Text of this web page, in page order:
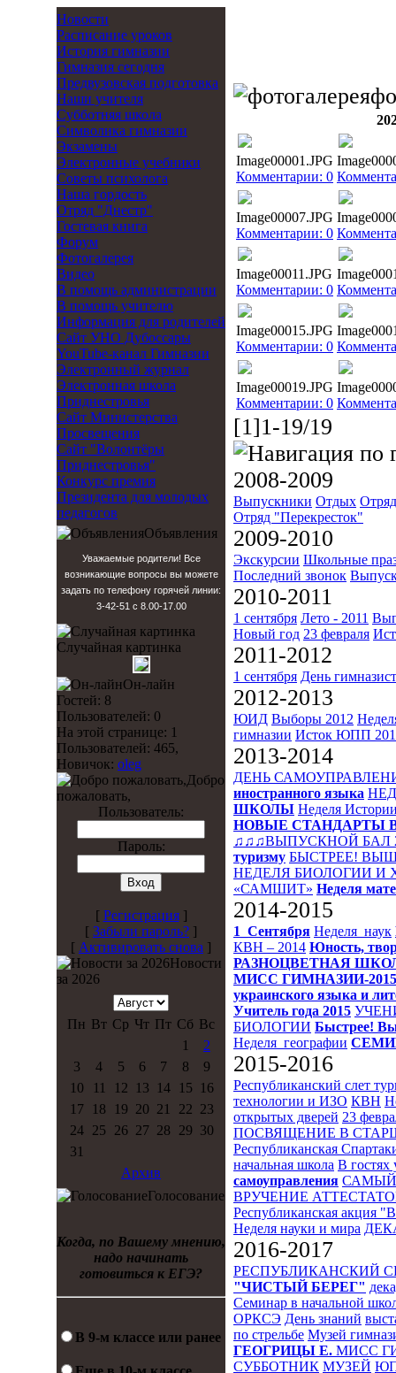
Новости
Расписание уроков
История гимназии
Гимназия сегодня
Предвузовская подготовка
Наши учителя
Субботняя школа
Символика гимназии
Экзамены
Электронные учебники
Советы психолога
Наша гордость
Отряд "Днестр"
Гостевая книга
Форум
Фотогалерея
Видео
В помощь администрации
В помощь учителю
Информация для родителей
Cайт УНО Дубоссары
YouTube-канал Гимназии
Электронный журнал
Электронная школа
Приднестровья
Сайт Министерства
Просвещения
Сайт "Волонтёры
Приднестровья"
Конкурс премия
Президента для молодых
педагогов
Объявления
Уважаемые родители! Все
возникающие вопросы вы можете
задать по телефону горячей линии:
3-42-51 с 8.00-17.00
Случайная картинка
Он-лайн
Гостей: 8
Пользователей: 0
На этой странице: 1
Пользователей: 465,
Новичок: oleg
Добро
пожаловать,
Пользователь:
Пароль:
[ Регистрация]
[ Забыли пароль? ]
[ Активировать снова ]
Новости
за 2026
Пн Вт Ср Чт Пт Сб Вс
1
2
3
4 5 6 7 8
9
10
11 12 13 14 15
16
17
18 19 20 21 22 23
24
25 26 27 28 29 30
31
Архив
Голосование
Когда, по Вашему мнению,
надо начинать
готовиться к ЕГЭ?
В 9-м классе или ранее
Image00001.JPG
Комментарии: 0
Image00007.JPG
Комментарии: 0
Image00011.JPG
Комментарии: 0
Image00015.JPG
Комментарии: 0
Image00019.JPG
Комментарии: 0
[1]1-19/19
2008-2009
Выпускники Отдых
Отряд "Перекресток"
2009-2010
Экскурсии Школьные
Последний звонок
2010-2011
1 сентября Лето - 2011
Новый год 23 февраля
2011-2012
1 сентября День
2012-2013
ЮИД Выборы 2012
гимназии Исток ЮПП
2013-2014
ДЕНЬ
иностранного языка
ШКОЛЫ Неделя
НОВЫЕ СТАНДАРТЫ
♫♫♫ВЫПУСКНОЙ БАЛ
туризму БЫСТРЕЕ!
НЕДЕЛЯ БИОЛОГИИ И
«САМШИТ» Неделя
2014-2015
1_Сентября Неделя_наук
КВН – 2014 Юность,
РАЗНОЦВЕТНАЯ
МИСС ГИМНАЗИИ-2015
украинского языка и
Учитель года 2015
БИОЛОГИИ Быстрее!
Неделя_географии
2015-2016
Республиканский слет
технологии и ИЗО КВН
открытых дверей 23
ПОСВЯЩЕНИЕ В
Республиканская
начальная школа В гостях
самоуправления
ВРУЧЕНИЕ
Республиканская акция
Неделя науки и мира
2016-2017
РЕСПУБЛИКАНСКИЙ
"ЧИСТЫЙ БЕРЕГ"
Семинар в начальной
ОРКСЭ День знаний
по стрельбе Музей
ГЕОГРИЦЫ Е. МИСС
СУББОТНИК МУЗЕЙ